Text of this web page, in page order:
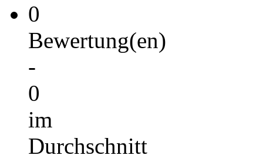
0
Bewertung(en)
-
0
im
Durchschnitt